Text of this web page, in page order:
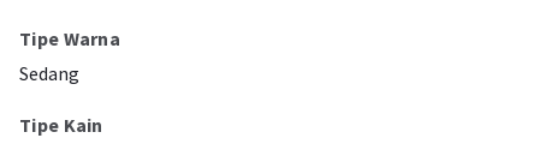
Tipe Warna
Sedang
Tipe Kain